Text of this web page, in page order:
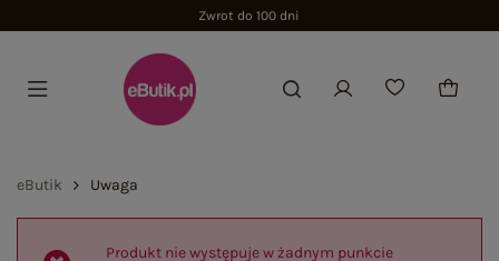
Zwrot do 100 dni
eButik Uwaga
Produkt nie występuje w żadnym punkcie